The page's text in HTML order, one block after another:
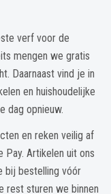
verf voor de
mengen we gratis
Daarnaast vind je in
en huishoudelijke
dag opnieuw.
en reken veilig af
Artikelen uit ons
bij bestelling vóór
rest sturen we binnen